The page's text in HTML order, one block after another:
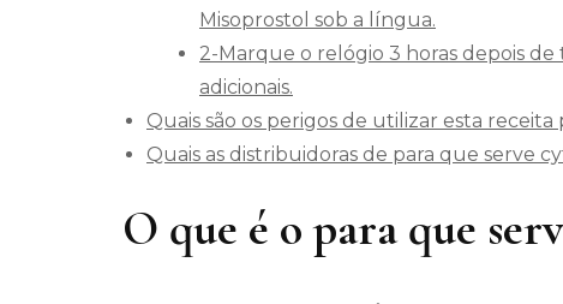
Misoprostol sob a língua.
2-Marque o relógio 3 horas depois
adicionais.
Quais são os perigos de utilizar esta receita
Quais as distribuidoras de para que serve
O que é o para que